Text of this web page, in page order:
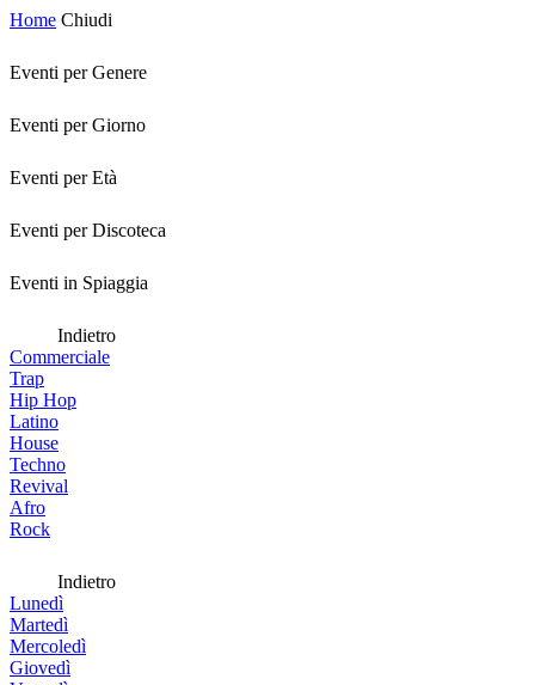
Home Chiudi
Eventi per Genere
Eventi per Giorno
Eventi per Età
Eventi per Discoteca
Eventi in Spiaggia
Indietro
Commerciale
Trap
Hip Hop
Latino
House
Techno
Revival
Afro
Rock
Indietro
Lunedì
Martedì
Mercoledì
Giovedì